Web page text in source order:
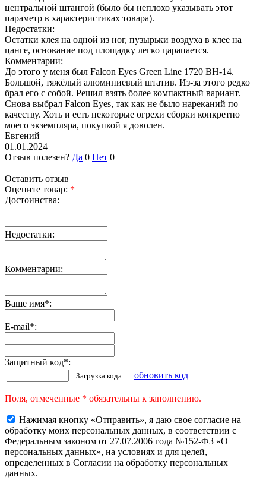
центральной штангой (было бы неплохо указывать этот
параметр в характеристиках товара).
Недостатки:
Остатки клея на одной из ног, пузырьки воздуха в клее на
цанге, основание под площадку легко царапается.
Комментарии:
До этого у меня был Falcon Eyes Green Line 1720 BH-14.
Большой, тяжёлый алюминиевый штатив. Из-за этого редко
брал его с собой. Решил взять более компактный вариант.
Снова выбрал Falcon Eyes, так как не было нареканий по
качеству. Хоть и есть некоторые огрехи сборки конкретно
моего экземпляра, покупкой я доволен.
Евгений
01.01.2024
Отзыв полезен? Да 0 Нет 0
Оставить отзыв
Оцените товар: *
Достоинства:
Недостатки:
Комментарии:
Ваше имя*:
E-mail*:
Защитный код*:
Загрузка кода... обновить код
Поля, отмеченные * обязательны к заполнению.
Нажимая кнопку «Отправить», я даю свое согласие на
обработку моих персональных данных, в соответствии с
Федеральным законом от 27.07.2006 года №152-ФЗ «О
персональных данных», на условиях и для целей,
определенных в Согласии на обработку персональных
данных.